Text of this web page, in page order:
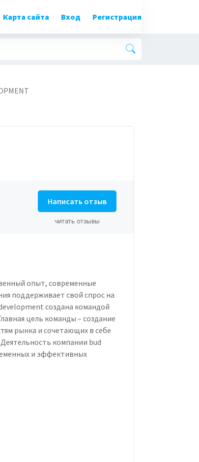
Карта сайта Вход Регистрация
Написать отзыв
читать отзывы
опыт, современные
поддерживает свой спрос на
создана командой
цель команды – создание
рынка и сочетающих в себе
компании bud
и эффективных